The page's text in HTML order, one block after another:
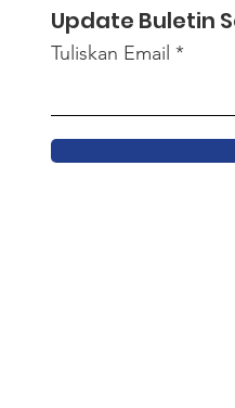
Update Buletin
Tuliskan Email